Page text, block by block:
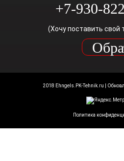
+7-930-
(Хочу поставить свой
2018 Ehngels.PK-Tehnik.ru |
Политика